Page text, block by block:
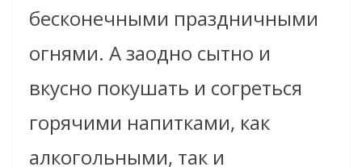
бесконечными праздничными
огнями. А заодно сытно и
вкусно покушать и согреться
горячими напитками, как
алкогольными, так и